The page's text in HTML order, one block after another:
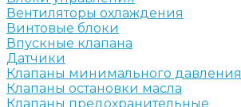
Вентиляторы охлаждения
Винтовые блоки
Впускные клапана
Датчики
Клапаны минимального давления
Клапаны остановки масла
Клапаны предохранительные